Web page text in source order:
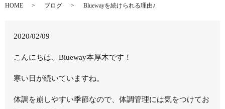
HOME ブログ Bluewayを続けられる理由♪
2020/02/09
こんにちは、Blueway本厚木です！
寒い日が続いていますね。
体調を崩しやすい季節なので、体調管理には気をつけてお